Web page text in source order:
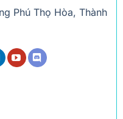
Phú Thọ Hòa, Thành